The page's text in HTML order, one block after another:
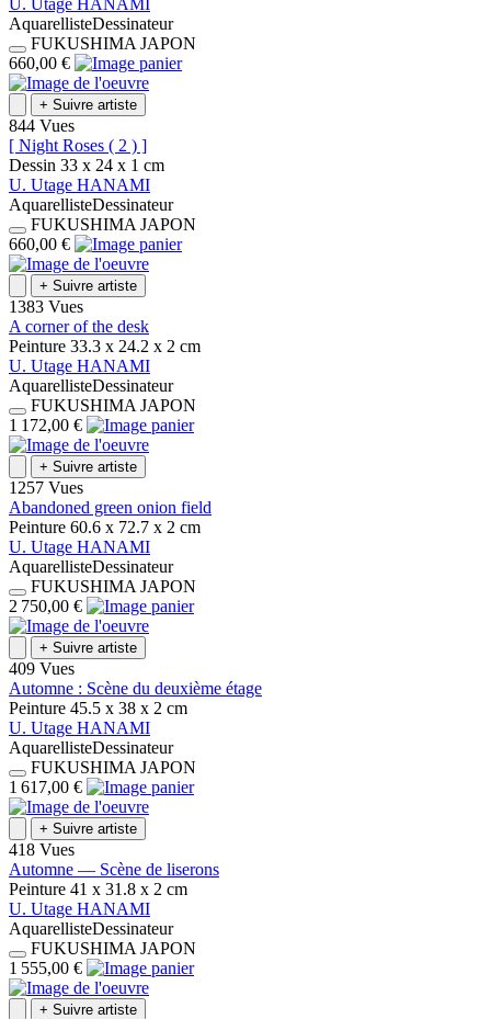
AquarellisteDessinateur
FUKUSHIMA JAPON
660,00 €
+ Suivre artiste
844 Vues
[ Night Roses ( 2 ) ]
Dessin 33 x 24 x 1 cm
U. Utage HANAMI
AquarellisteDessinateur
FUKUSHIMA JAPON
660,00 €
+ Suivre artiste
1383 Vues
A corner of the desk
Peinture 33.3 x 24.2 x 2 cm
U. Utage HANAMI
AquarellisteDessinateur
FUKUSHIMA JAPON
1 172,00 €
+ Suivre artiste
1257 Vues
Abandoned green onion field
Peinture 60.6 x 72.7 x 2 cm
U. Utage HANAMI
AquarellisteDessinateur
FUKUSHIMA JAPON
2 750,00 €
+ Suivre artiste
409 Vues
Automne : Scène du deuxième étage
Peinture 45.5 x 38 x 2 cm
U. Utage HANAMI
AquarellisteDessinateur
FUKUSHIMA JAPON
1 617,00 €
+ Suivre artiste
418 Vues
Automne — Scène de liserons
Peinture 41 x 31.8 x 2 cm
U. Utage HANAMI
AquarellisteDessinateur
FUKUSHIMA JAPON
1 555,00 €
+ Suivre artiste